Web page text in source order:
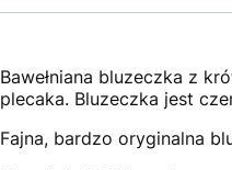
Bawełniana bluzeczka z
plecaka. Bluzeczka jest
Fajna, bardzo oryginalna